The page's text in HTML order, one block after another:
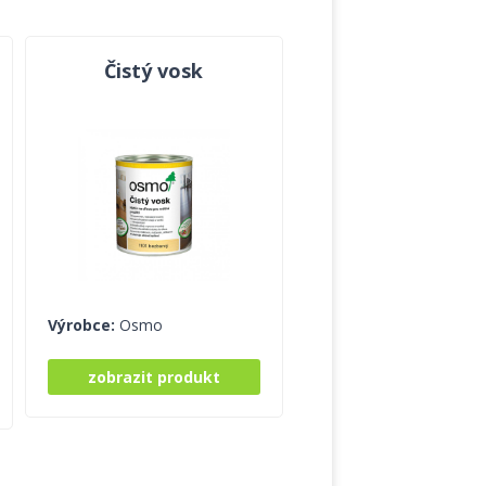
Čistý vosk
Výrobce: Osmo
zobrazit produkt